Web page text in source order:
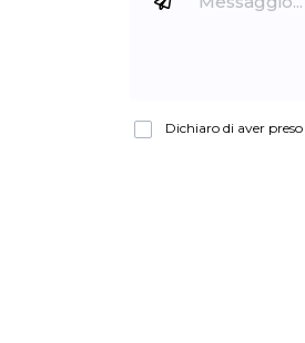
Dichiaro di aver preso